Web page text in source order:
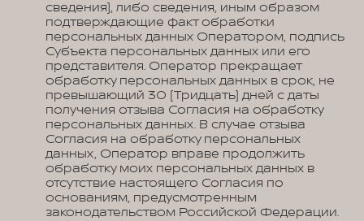
сведения), либо сведения, иным образом
подтверждающие факт обработки
персональных данных Оператором, подпись
Субъекта персональных данных или его
представителя. Оператор прекращает
обработку персональных данных в срок, не
превышающий 30 (Тридцать) дней с даты
получения отзыва Согласия на обработку
персональных данных. В случае отзыва
Согласия на обработку персональных
данных, Оператор вправе продолжить
обработку моих персональных данных в
отсутствие настоящего Согласия по
основаниям, предусмотренным
законодательством Российской Федерации.